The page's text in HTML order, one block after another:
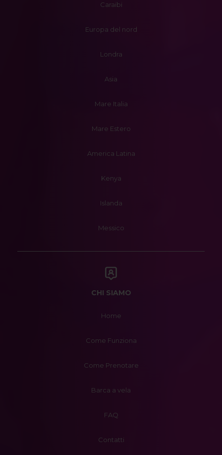
Caraibi
Europa del nord
Londra
Asia
Mare Italia
Mare Estero
America Latina
Kenya
Islanda
Messico
CHI SIAMO
Home
Come Funziona
Come Prenotare
Barca a vela
FAQ
Contatti